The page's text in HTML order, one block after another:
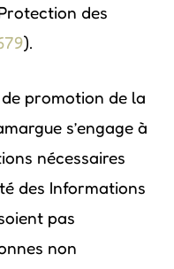
des
).
promotion de la
s’engage à
nécessaires
des Informations
pas
non